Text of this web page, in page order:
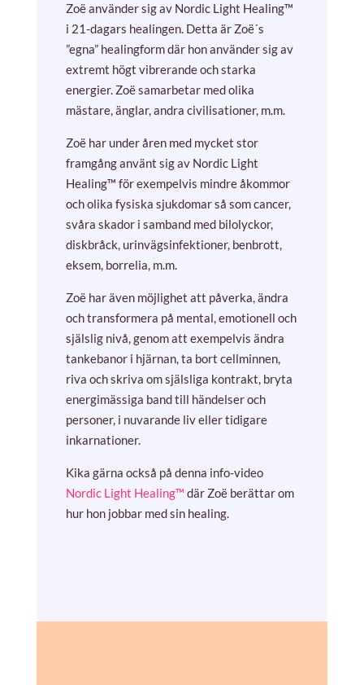
Zoë använder sig av Nordic Light Healing™
i 21-dagars healingen. Detta är Zoë´s
”egna” healingform där hon använder sig av
extremt högt vibrerande och starka
energier. Zoë samarbetar med olika
mästare, änglar, andra civilisationer, m.m.
Zoë har under åren med mycket stor
framgång använt sig av Nordic Light
Healing™ för exempelvis mindre åkommor
och olika fysiska sjukdomar så som cancer,
svåra skador i samband med bilolyckor,
diskbråck, urinvägsinfektioner, benbrott,
eksem, borrelia, m.m.
Zoë har även möjlighet att påverka, ändra
och transformera på mental, emotionell och
själslig nivå, genom att exempelvis ändra
tankebanor i hjärnan, ta bort cellminnen,
riva och skriva om själsliga kontrakt, bryta
energimässiga band till händelser och
personer, i nuvarande liv eller tidigare
inkarnationer.
Kika gärna också på denna info-video
Nordic Light Healing™ där Zoë berättar om
hur hon jobbar med sin healing.